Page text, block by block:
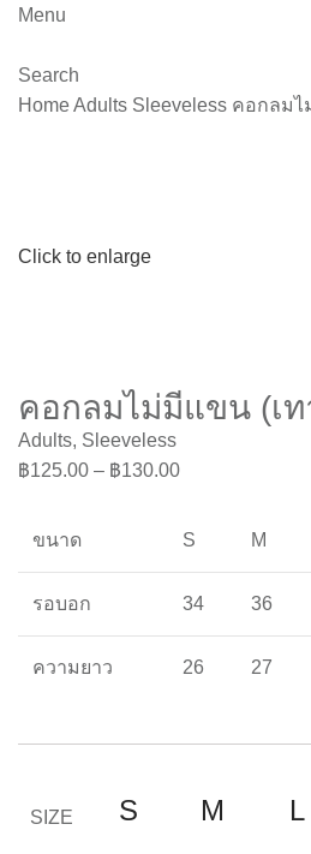
Menu
Search
HomeAdults Sleeveless คอกลมไ
Click to enlarge
คอกลมไม่มีแขน (เท
Adults, Sleeveless
฿125.00 – ฿130.00
ขนาด S M
รอบอก 34 36
ความยาว 26 27
SIZE S M L